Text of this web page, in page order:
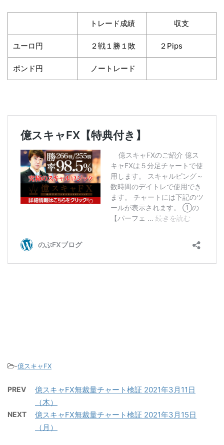
トレード成績 収支
ユーロ円 ２戦１勝１敗 ２Pips
ポンド円 ノートレード
-億スキャFX
PREV
億スキャFX無裁量チャート検証 2021年3月11日
（木）
NEXT
億スキャFX無裁量チャート検証 2021年3月15日
（月）